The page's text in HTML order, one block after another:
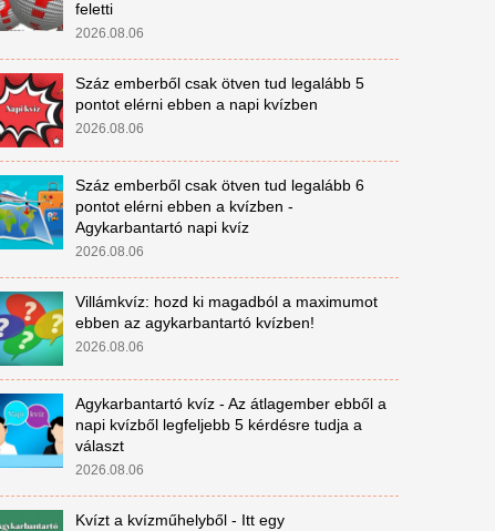
feletti
2026.08.06
Száz emberből csak ötven tud legalább 5
pontot elérni ebben a napi kvízben
2026.08.06
Száz emberből csak ötven tud legalább 6
pontot elérni ebben a kvízben -
Agykarbantartó napi kvíz
2026.08.06
Villámkvíz: hozd ki magadból a maximumot
ebben az agykarbantartó kvízben!
2026.08.06
Agykarbantartó kvíz - Az átlagember ebből a
napi kvízből legfeljebb 5 kérdésre tudja a
választ
2026.08.06
Kvízt a kvízműhelyből - Itt egy